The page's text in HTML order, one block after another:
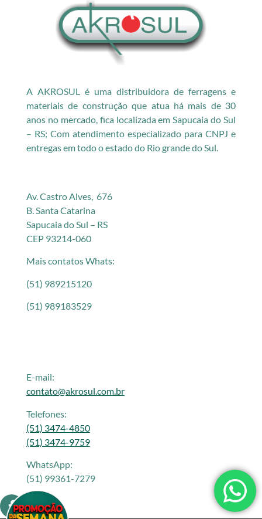
A AKROSUL é uma distribuidora de ferragens e
materiais de construção que atua há mais de 30
anos no mercado, fica localizada em Sapucaia do Sul
– RS; Com atendimento especializado para CNPJ e
entregas em todo o estado do Rio grande do Sul.
Av. Castro Alves, 676
B. Santa Catarina
Sapucaia do Sul – RS
CEP 93214-060
Mais contatos Whats:
(51) 989215120
(51) 989183529
E-mail:
contato@akrosul.com.br
Telefones:
(51) 3474-4850
(51) 3474-9759
WhatsApp:
(51) 99361-7279